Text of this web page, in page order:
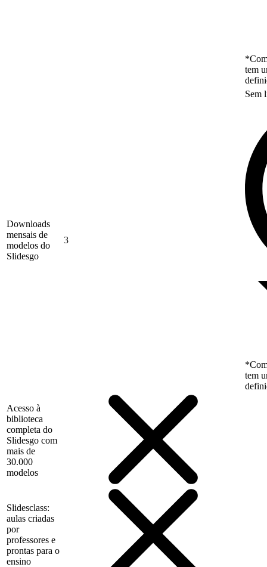
tem
Downloads
mensais de
modelos do
Slidesgo
3
Sem
tem
Acesso à
biblioteca
completa do
Slidesgo com
mais de
30.000
modelos
Slidesclass:
aulas criadas
por
professores e
prontas para o
ensino